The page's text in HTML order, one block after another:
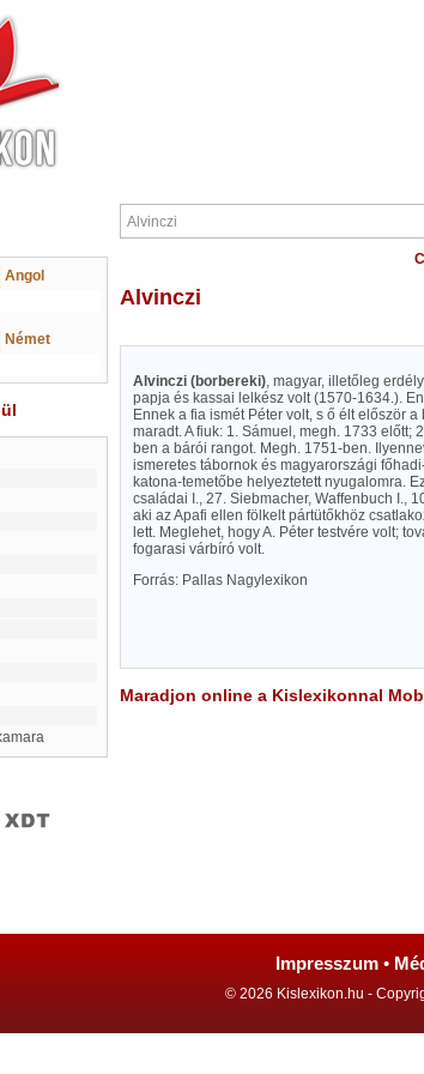
Angol
Német
Alvinczi
Alvinczi (borbereki), magyar, illetőleg
papja és kassai lelkész volt (1570-1634.).
Ennek a fia ismét Péter volt, s ő élt először
maradt. A fiuk: 1. Sámuel, megh. 1733 előtt;
ben a bárói rangot. Megh. 1751-ben.
ismeretes tábornok és magyarországi
katona-temetőbe helyeztetett nyugalomra.
családai I., 27. Siebmacher, Waffenbuch I.,
aki az Apafi ellen fölkelt pártütőkhöz
lett. Meglehet, hogy A. Péter testvére volt;
fogarasi várbíró volt.
Forrás: Pallas Nagylexikon
Maradjon online a Kislexikonnal
Impresszum •
© 2026 Kislexikon.hu -